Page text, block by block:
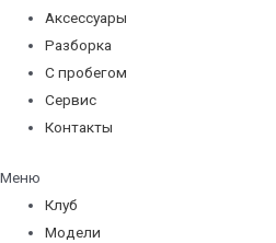
Аксессуары
Разборка
С пробегом
Сервис
Контакты
Меню
Клуб
Модели